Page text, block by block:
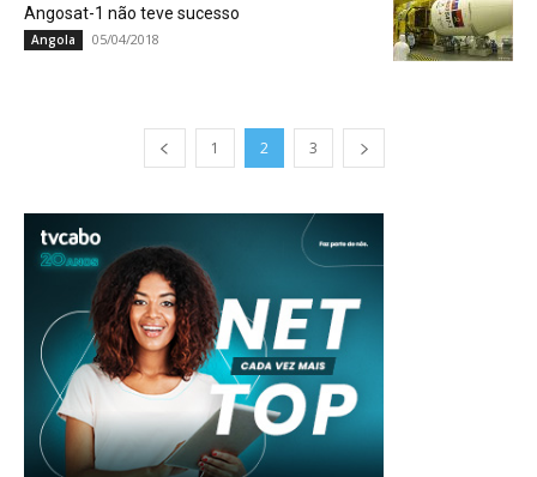
Angosat-1 não teve sucesso
Angola 05/04/2018
1 2 3